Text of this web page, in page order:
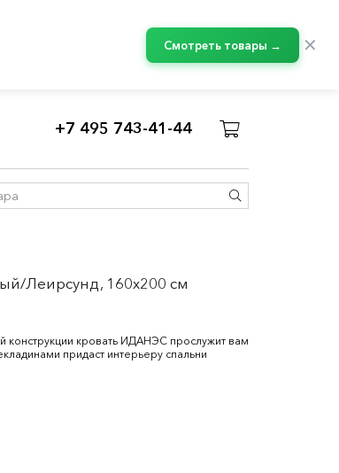
Смотреть товары → ✕
+7 495 743-41-44
Леирсунд, 160x200 см
конструкции кровать ИДАНЭС прослужит вам
придаст интерьеру спальни